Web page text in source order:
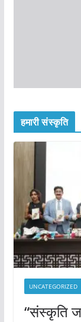
हमारी संस्कृति
UNCATEGORIZED
“संस्कृति